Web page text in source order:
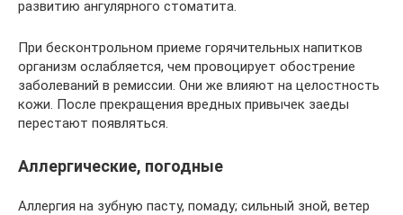
развитию ангулярного стоматита.
При бесконтрольном приеме горячительных напитков
организм ослабляется, чем провоцирует обострение
заболеваний в ремиссии. Они же влияют на целостность
кожи. После прекращения вредных привычек заеды
перестают появляться.
Аллергические, погодные
Аллергия на зубную пасту, помаду; сильный зной, ветер